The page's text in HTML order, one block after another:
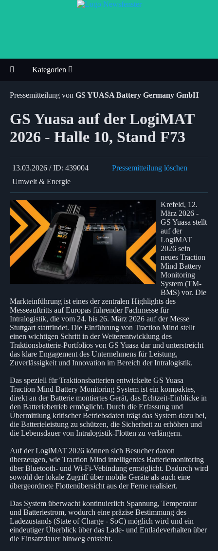
Kategorien
Pressemitteilung von GS YUASA Battery Germany GmbH
GS Yuasa auf der LogiMAT
2026 - Halle 10, Stand F73
13.03.2026 / ID: 439004
Pressemitteilung löschen
Umwelt & Energie
Krefeld, 12.
März 2026 -
GS Yuasa stellt
auf der
LogiMAT
2026 sein
neues Traction
Mind Battery
Monitoring
System (TM-
BMS) vor. Die
Markteinführung ist eines der zentralen Highlights des
Messeauftritts auf Europas führender Fachmesse für
Intralogistik, die vom 24. bis 26. März 2026 auf der Messe
Stuttgart stattfindet. Die Einführung von Traction Mind stellt
einen wichtigen Schritt in der Weiterentwicklung des
Traktionsbatterie-Portfolios von GS Yuasa dar und unterstreicht
das klare Engagement des Unternehmens für Leistung,
Zuverlässigkeit und Innovation im Bereich der Intralogistik.
Das speziell für Traktionsbatterien entwickelte GS Yuasa
Traction Mind Battery Monitoring System ist ein kompaktes,
direkt an der Batterie montiertes Gerät, das Echtzeit-Einblicke in
den Batteriebetrieb ermöglicht. Durch die Erfassung und
Übermittlung kritischer Betriebsdaten trägt das System dazu bei,
die Batterieleistung zu schützen, die Sicherheit zu erhöhen und
die Lebensdauer von Intralogistik-Flotten zu verlängern.
Auf der LogiMAT 2026 können sich Besucher davon
überzeugen, wie Traction Mind intelligentes Batteriemonitoring
über Bluetooth- und Wi-Fi-Vebindung ermöglicht. Dadurch wird
sowohl der lokale Zugriff über mobile Geräte als auch eine
übergeordnete Flottenübersicht aus der Ferne realisiert.
Das System überwacht kontinuierlich Spannung, Temperatur
und Batteriestrom, wodurch eine präzise Bestimmung des
Ladezustands (State of Charge - SoC) möglich wird und ein
eindeutiger Überblick über das Lade- und Entladeverhalten über
die Einsatzdauer hinweg entsteht.